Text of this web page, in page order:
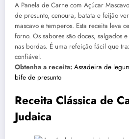
A Panela de Carne com Açúcar
de presunto, cenoura, batata e feijão
mascavo e temperos. Esta receita leva
forno. Os sabores são doces, salgados
nas bordas. É uma refeição fácil que
confiável.
Obtenha a receita: Assadeira de
bife de presunto
Receita Clássica de
Judaica